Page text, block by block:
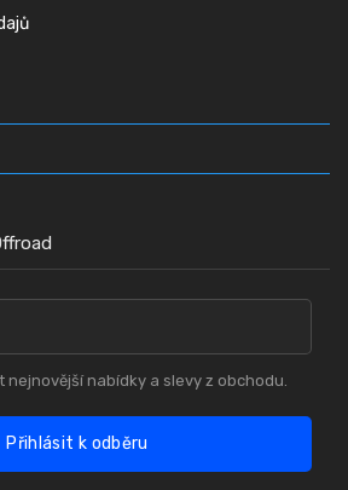
nabídky a slevy z obchodu.
Přihlásit k odběru